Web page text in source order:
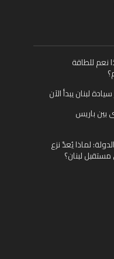
نعم للطاقة
لبنان يبدأ الآن
بين باريس
لماذا يُعدّ نزع
مستقبل لبنان؟